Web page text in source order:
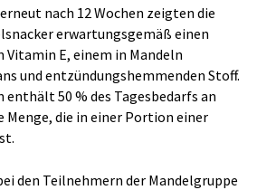
nach 12 Wochen zeigten die
erwartungsgemäß einen
E, einem in Mandeln
und entzündungshemmenden Stoff.
enthält 50 % des Tagesbedarfs an
Menge, die in einer Portion einer
den Teilnehmern der Mandelgruppe